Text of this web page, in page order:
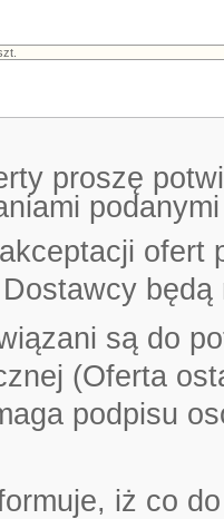
proszę
ofert
są do
(Oferta
podpisu
iż co